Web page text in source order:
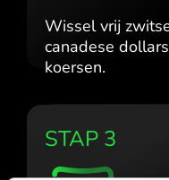
Wissel vrij
canadese
koersen.
STAP 3